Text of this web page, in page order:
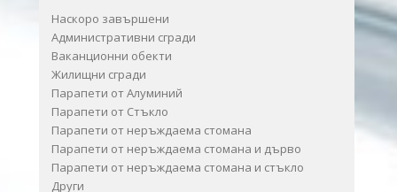
Наскоро завършени
Административни сгради
Ваканционни обекти
Жилищни сгради
Парапети от Алуминий
Парапети от Стъкло
Парапети от неръждаема стомана
Парапети от неръждаема стомана и дърво
Парапети от неръждаема стомана и стъкло
Други